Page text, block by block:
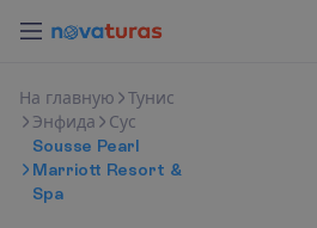
На главную
Тунис
Энфида
Сус
Sousse Pearl
Marriott Resort &
Spa